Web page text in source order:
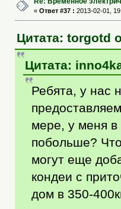
« Ответ #37 : 2013-02-01,
Цитата: torgotd
Цитата:
Ребята, у нас
мере, у меня в
побольше?
могут еще
кондеи с
дом в 350-